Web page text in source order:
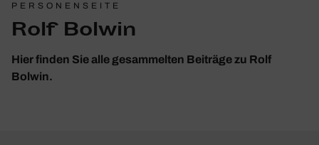
PERSONENSEITE
Rolf Bolwin
Hier finden Sie alle gesammelten Beiträge zu Rolf
Bolwin.